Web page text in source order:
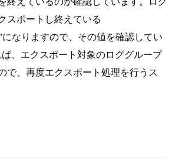
スポートし終えている
なりますので、その値を確認してい
、エクスポート対象のロググループ
で、再度エクスポート処理を行うス